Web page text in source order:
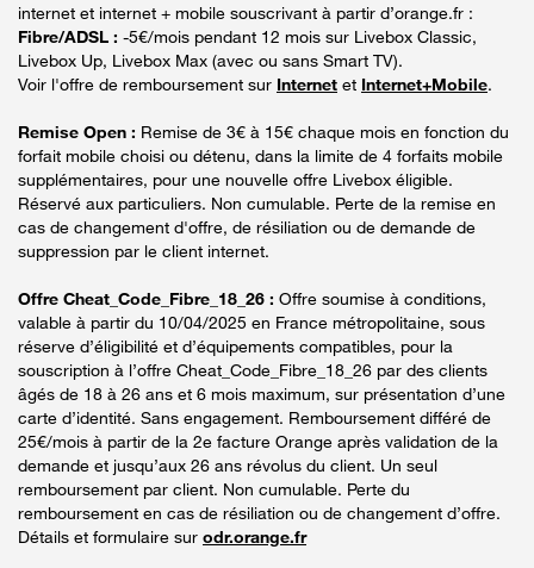
internet et internet + mobile souscrivant à partir d’orange.fr :
Fibre/ADSL : -5€/mois pendant 12 mois sur Livebox Classic,
Livebox Up, Livebox Max (avec ou sans Smart TV).
Voir l'offre de remboursement sur Internet et Internet+Mobile.
Remise Open : Remise de 3€ à 15€ chaque mois en fonction du
forfait mobile choisi ou détenu, dans la limite de 4 forfaits mobile
supplémentaires, pour une nouvelle offre Livebox éligible.
Réservé aux particuliers. Non cumulable. Perte de la remise en
cas de changement d'offre, de résiliation ou de demande de
suppression par le client internet.
Offre Cheat_Code_Fibre_18_26 : Offre soumise à conditions,
valable à partir du 10/04/2025 en France métropolitaine, sous
réserve d’éligibilité et d’équipements compatibles, pour la
souscription à l’offre Cheat_Code_Fibre_18_26 par des clients
âgés de 18 à 26 ans et 6 mois maximum, sur présentation d’une
carte d’identité. Sans engagement. Remboursement différé de
25€/mois à partir de la 2e facture Orange après validation de la
demande et jusqu’aux 26 ans révolus du client. Un seul
remboursement par client. Non cumulable. Perte du
remboursement en cas de résiliation ou de changement d’offre.
Détails et formulaire sur odr.orange.fr